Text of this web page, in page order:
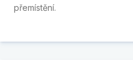
přemístění.